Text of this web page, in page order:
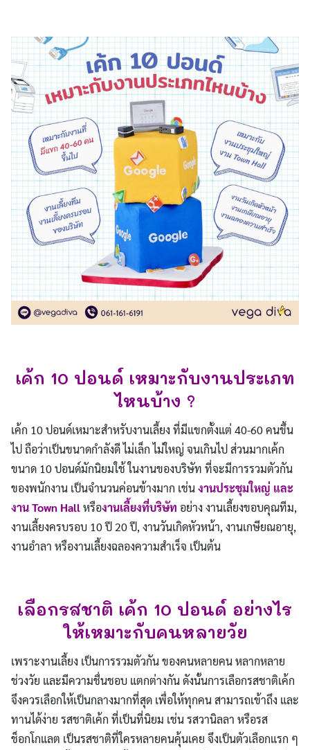
เค้ก 10 ปอนด์ เหมาะกับงานประเภท
ไหนบ้าง ?
เค้ก 10 ปอนด์เหมาะสำหรับงานเลี้ยง ที่มีแขกตั้งแต่ 40-60 คนขึ้น
ไป ถือว่าเป็นขนาดกำลังดี ไม่เล็ก ไม่ใหญ่ จนเกินไป ส่วนมากเค้ก
ขนาด 10 ปอนด์มักนิยมใช้ ในงานของบริษัท ที่จะมีการรวมตัวกัน
ของพนักงาน เป็นจำนวนค่อนข้างมาก เช่นงานประชุมใหญ่ และ
งาน Town Hallหรืองานเลี้ยงที่บริษัท อย่าง งานเลี้ยงขอบคุณทีม,
งานเลี้ยงครบรอบ 10 ปี 20 ปี, งานวันเกิดหัวหน้า, งานเกษียณอายุ,
งานอำลา หรืองานเลี้ยงฉลองความสำเร็จ เป็นต้น
เลือกรสชาติ เค้ก 10 ปอนด์ อย่างไร
ให้เหมาะกับคนหลายวัย
เพราะงานเลี้ยง เป็นการรวมตัวกัน ของคนหลายคน หลากหลาย
ช่วงวัย และมีความชื่นชอบ แตกต่างกัน ดังนั้นการเลือกรสชาติเค้ก
จึงควรเลือกให้เป็นกลางมากที่สุด เพื่อให้ทุกคน สามารถเข้าถึง และ
ทานได้ง่าย รสชาติเค้ก ที่เป็นที่นิยม เช่น รสวานิลลา หรือรส
ช็อกโกแลต เป็นรสชาติที่ใครหลายคนคุ้นเคย จึงเป็นตัวเลือกแรก ๆ